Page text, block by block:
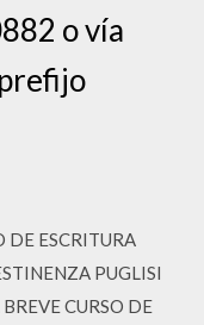
o vía
DE ESCRITURA
PUGLISI
CURSO DE